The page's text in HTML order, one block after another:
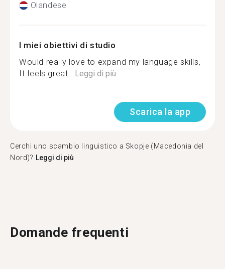
Olandese
I miei obiettivi di studio
Would really love to expand my language skills,
It feels great...Leggi di più
Scarica la app
Cerchi uno scambio linguistico a Skopje (Macedonia del
Nord)? Leggi di più
Domande frequenti